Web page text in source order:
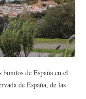
de España en el
de España, de las